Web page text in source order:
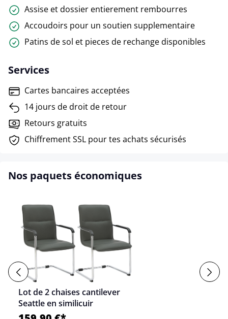
Assise et dossier entierement rembourres
Accoudoirs pour un soutien supplementaire
Patins de sol et pieces de rechange disponibles
Services
Cartes bancaires acceptées
14 jours de droit de retour
Retours gratuits
Chiffrement SSL pour tes achats sécurisés
Nos paquets économiques
Lot de 2 chaises cantilever
Seattle en similicuir